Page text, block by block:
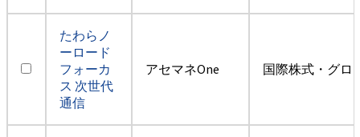
たわらノ
ーロード
フォーカ
ス 次世代
通信
アセマネOne 国際株式・グロ